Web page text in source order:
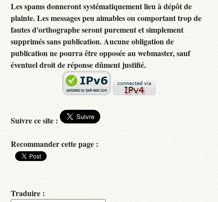
Les spams donneront systématiquement lieu à dépôt de
plainte. Les messages peu aimables ou comportant trop de
fautes d'orthographe seront purement et simplement
supprimés sans publication. Aucune obligation de
publication ne pourra être opposée au webmaster, sauf
éventuel droit de réponse dûment justifié.
Suivre ce site :
Recommander cette page :
Traduire :